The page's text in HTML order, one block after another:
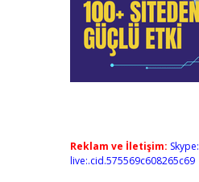
Reklam ve İletişim: Skype:
live:.cid.575569c608265c69